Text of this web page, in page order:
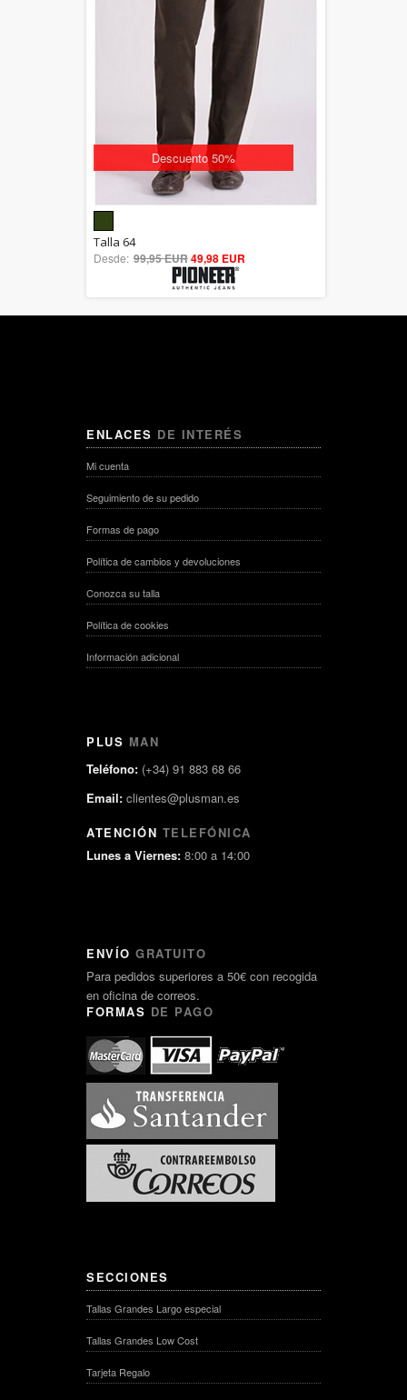
Descuento 50%
out of 5
Talla 64
Desde: 99,95 EUR49,98 EUR
ENLACES DE INTERÉS
Mi cuenta
Seguimiento de su pedido
Formas de pago
Política de cambios y devoluciones
Conozca su talla
Política de cookies
Información adicional
PLUS MAN
Teléfono: (+34) 91 883 68 66
Email: clientes@plusman.es
ATENCIÓN TELEFÓNICA
Lunes a Viernes: 8:00 a 14:00
ENVÍO GRATUITO
Para pedidos superiores a 50€ con recogida
en oficina de correos.
FORMAS DE PAGO
SECCIONES
Tallas Grandes Largo especial
Tallas Grandes Low Cost
Tarjeta Regalo